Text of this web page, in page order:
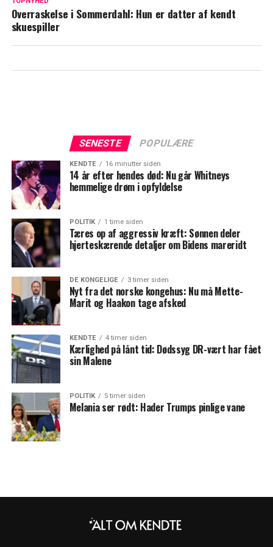
Overraskelse i Sommerdahl: Hun er datter af kendt
skuespiller
SENESTE POPULÆRE
KENDTE 16 minutter siden
14 år efter hendes død: Nu går Whitneys
hemmelige drøm i opfyldelse
POLITIK 1 time siden
Tæres op af aggressiv kræft: Sønnen deler
hjerteskærende detaljer om Bidens mareridt
DE KONGELIGE 3 timer siden
Nyt fra det norske kongehus: Nu må Mette-
Marit og Haakon tage afsked
KENDTE 4 timer siden
Kærlighed på lånt tid: Dødssyg DR-vært har fået
sin Malene
POLITIK 5 timer siden
Melania ser rødt: Hader Trumps pinlige vane